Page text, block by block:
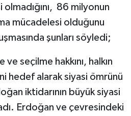
olmadığını, 86 milyonun
mücadelesi olduğunu
şunları söyledi;
ve seçilme hakkını, halkın
hedef alarak siyasi ömrünü
iktidarının büyük siyasi
Erdoğan ve çevresindeki